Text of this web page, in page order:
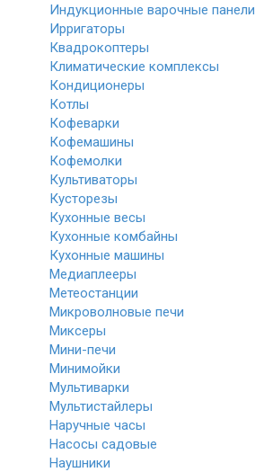
Индукционные варочные панели
Ирригаторы
Квадрокоптеры
Климатические комплексы
Кондиционеры
Котлы
Кофеварки
Кофемашины
Кофемолки
Культиваторы
Кусторезы
Кухонные весы
Кухонные комбайны
Кухонные машины
Медиаплееры
Метеостанции
Микроволновые печи
Миксеры
Мини-печи
Минимойки
Мультиварки
Мультистайлеры
Наручные часы
Насосы садовые
Наушники